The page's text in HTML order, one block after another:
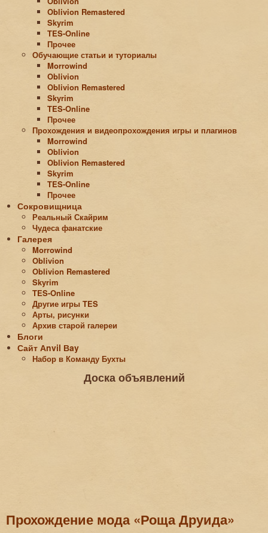
Oblivion Remastered
Skyrim
TES-Online
Прочее
Обучающие статьи и туториалы
Morrowind
Oblivion
Oblivion Remastered
Skyrim
TES-Online
Прочее
Прохождения и видеопрохождения игры и плагинов
Morrowind
Oblivion
Oblivion Remastered
Skyrim
TES-Online
Прочее
Сокровищница
Реальный Скайрим
Чудеса фанатские
Галерея
Morrowind
Oblivion
Oblivion Remastered
Skyrim
TES-Online
Другие игры TES
Арты, рисунки
Архив старой галереи
Блоги
Сайт Аnvil Вay
Набор в Команду Бухты
Доска объявлений
Прохождение мода «Роща Друида»